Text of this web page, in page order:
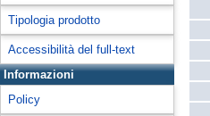
Tipologia prodotto
Accessibilità del full-text
Informazioni
Policy